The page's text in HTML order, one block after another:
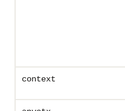
context